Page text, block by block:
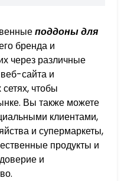
поддоны для
бренда и
через различные
сайта и
чтобы
Вы также можете
клиентами,
и супермаркеты,
продукты и
и